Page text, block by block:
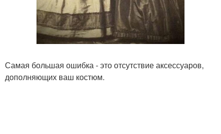
Самая большая ошибка - это отсутствие аксессуаров,
дополняющих ваш костюм.